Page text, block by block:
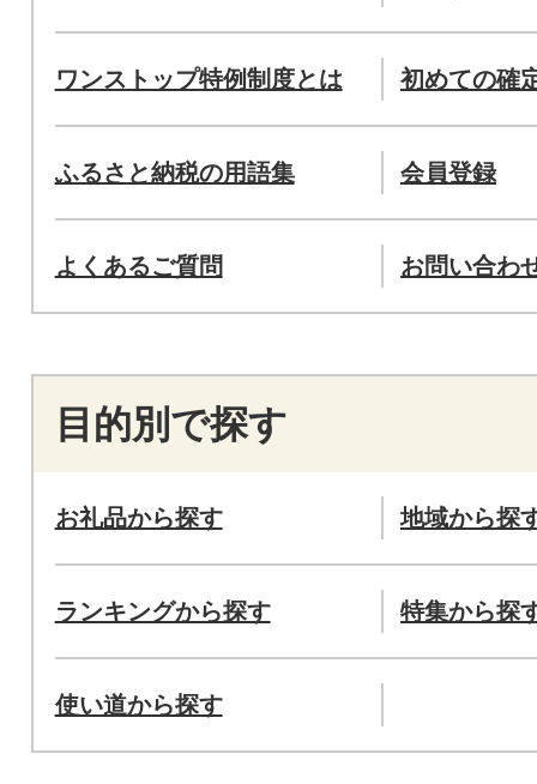
ワンストップ特例制度とは 初めての確
ふるさと納税の用語集 会員登録
よくあるご質問 お問い合わ
目的別で探す
お礼品から探す 地域から探
ランキングから探す 特集から探
使い道から探す